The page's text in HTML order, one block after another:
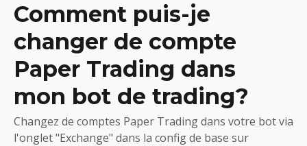
Comment puis-je
changer de compte
Paper Trading dans
mon bot de trading?
Changez de comptes Paper Trading dans votre bot via
l'onglet "Exchange" dans la config de base sur